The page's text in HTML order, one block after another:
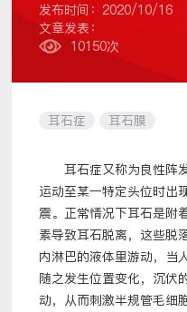
发布时间：2020/10/16
文章发表：
10150次
耳石症 耳石膜
耳石症又称为良性阵
运动至某一特定头位时出
震。正常情况下耳石是附
素导致耳石脱离，这些脱
内淋巴的液体里游动，当
随之发生位置变化，沉伏
动，从而刺激半规管毛细